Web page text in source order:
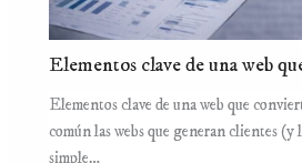
Elementos clave de una web
Elementos clave de una web que
común las webs que generan clientes (y
simple…